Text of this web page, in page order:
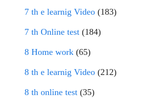
7 th e learnig Video (183)
7 th Online test (184)
8 Home work (65)
8 th e learnig Video (212)
8 th online test (35)